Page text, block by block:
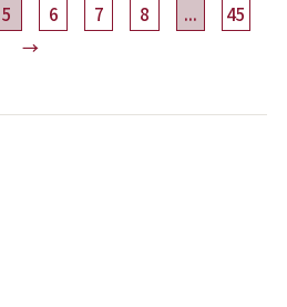
5 6 7 8 ...
45
→